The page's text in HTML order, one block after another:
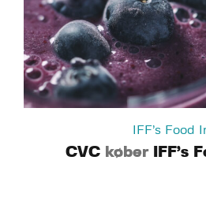
IFF’s
CVC køberIFF’s